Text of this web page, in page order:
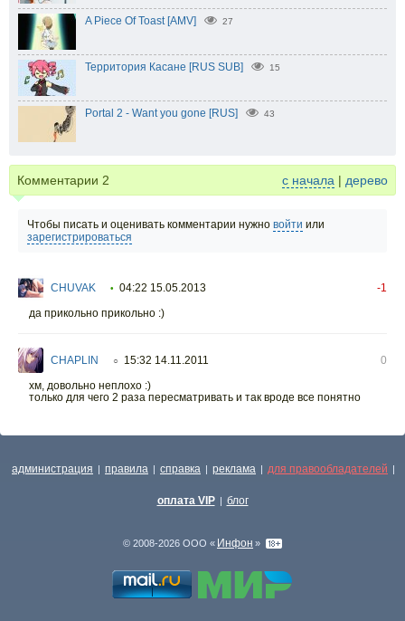
A Piece Of Toast [AMV] 27
Территория Касане [RUS SUB] 15
Portal 2 - Want you gone [RUS] 43
Комментарии 2 с начала | дерево
Чтобы писать и оценивать комментарии нужно войти или
зарегистрироваться
CHUVAK • 04:22 15.05.2013
-1
да прикольно прикольно :)
CHAPLIN ○ 15:32 14.11.2011
0
хм, довольно неплохо :)
только для чего 2 раза пересматривать и так вроде все понятно
администрация | правила | справка | реклама | для правообладателей |
оплата VIP | блог
© 2008-2026 ООО « Инфон »